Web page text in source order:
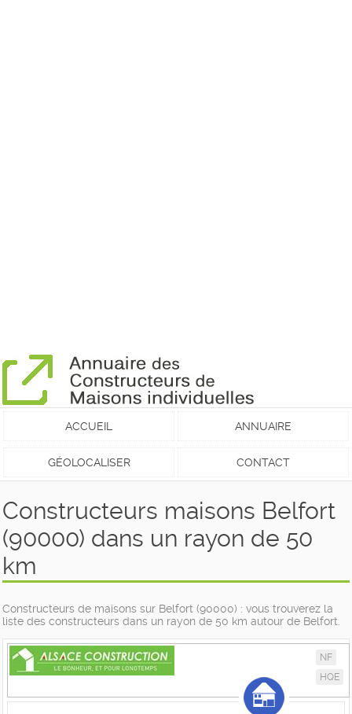
ACCUEIL ANNUAIRE
GÉOLOCALISER CONTACT
Constructeurs maisons Belfort
(90000) dans un rayon de 50
km
Constructeurs de maisons sur Belfort (90000) : vous trouverez la
liste des constructeurs dans un rayon de 50 km autour de Belfort.
NF
HQE